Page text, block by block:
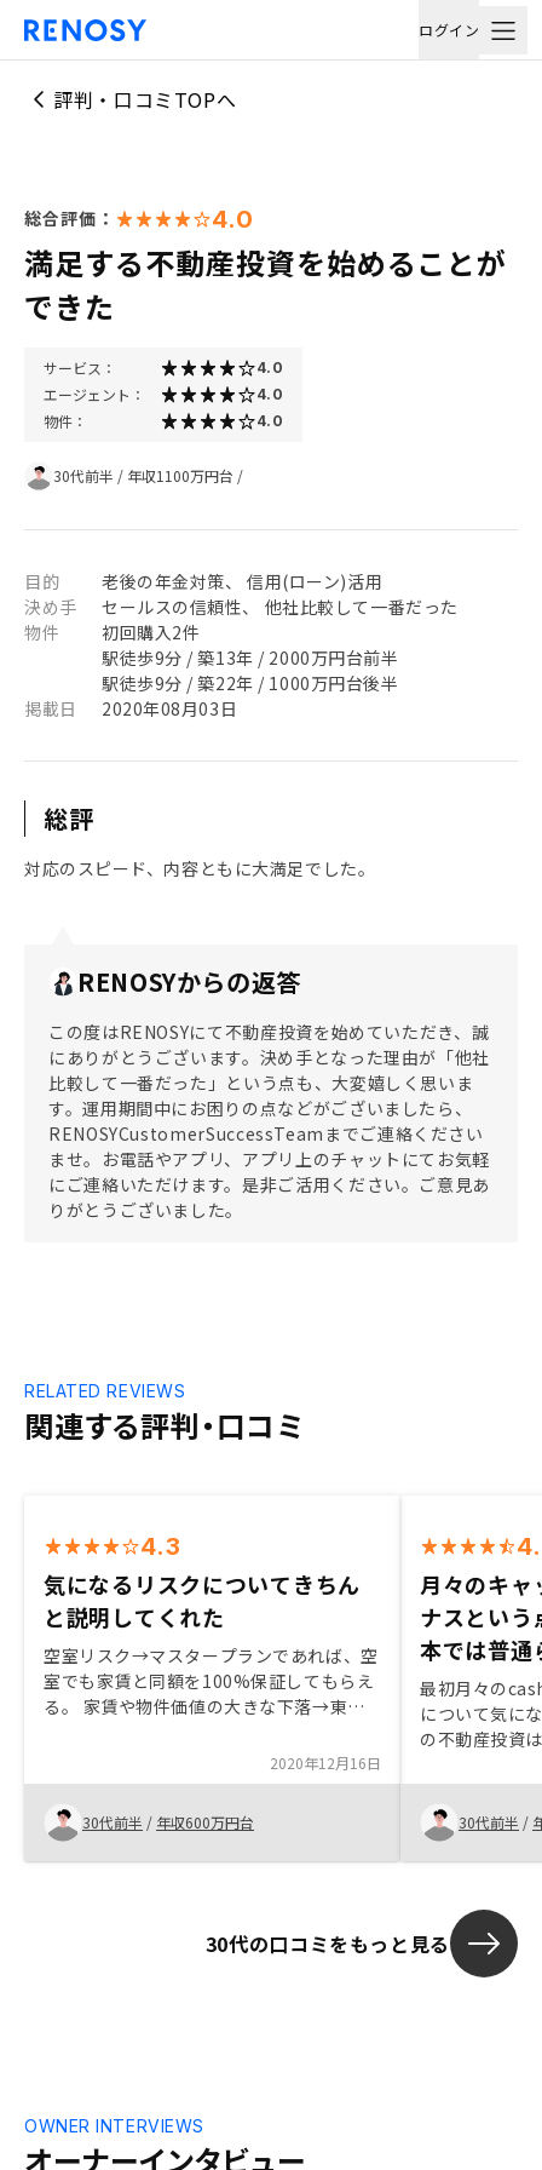
ログイン
評判・口コミTOPへ
総合評価： 4.0
満足する不動産投資を始めることが
できた
サービス： 4.0
エージェント： 4.0
物件： 4.0
30代前半 / 年収1100万円台 /
目的
老後の年金対策、 信用(ローン)活用
決め手
セールスの信頼性、 他社比較して一番だった
物件
初回購入2件
駅徒歩9分 / 築13年 / 2000万円台前半
駅徒歩9分 / 築22年 / 1000万円台後半
掲載日
2020年08月03日
総評
対応のスピード、内容ともに大満足でした。
RENOSYからの返答
この度はRENOSYにて不動産投資を始めていただき、誠
にありがとうございます。決め手となった理由が「他社
比較して一番だった」という点も、大変嬉しく思いま
す。運用期間中にお困りの点などがございましたら、
RENOSYCustomerSuccessTeamまでご連絡ください
ませ。お電話やアプリ、アプリ上のチャットにてお気軽
にご連絡いただけます。是非ご活用ください。ご意見あ
りがとうございました。
関連する評判・口コミ
RELATED REVIEWS
4.3
気になるリスクについてきちん
と説明してくれた
空室リスク→マスタープランであれば、空
室でも家賃と同額を100%保証してもらえ
る。 家賃や物件価値の大きな下落→東京
説明してくれた。成約を急かされている感
があったので、慎重に考えたい方にはネガ
ティブな印象がありそう。
2020年12月16日
30代前半 / 年収600万円台
月々のキャ
ナスという
本では普通
最初月々の
について気に
の不動産投資
30代前半 /
30代の口コミをもっと見る
オーナーインタビュー
OWNER INTERVIEWS